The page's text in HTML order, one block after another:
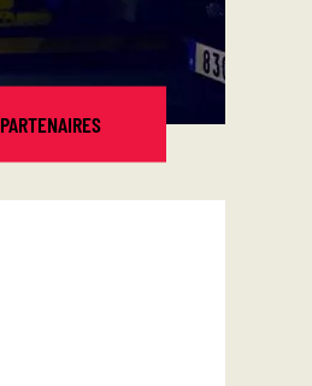
PARTENAIRES